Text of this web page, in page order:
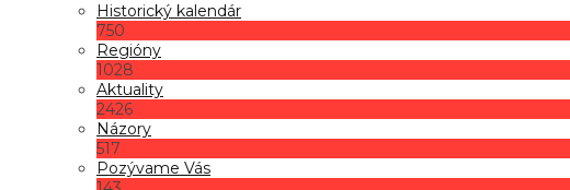
Historický kalendár
750
Regióny
1028
Aktuality
2426
Názory
517
Pozývame Vás